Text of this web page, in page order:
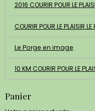
2016 COURIR POUR LE
COURIR POUR LE PLAISIR LE
Le Porge en image
10 KM COURIR POUR LE
Panier